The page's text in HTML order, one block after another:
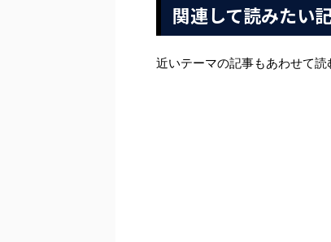
関連して読みたい
近いテーマの記事もあわせて読